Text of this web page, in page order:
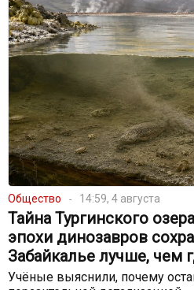
Общество 14:59, 4 августа
Тайна Тургинского
эпохи динозавров
Забайкалье лучше, чем
Учёные выяснили, почему